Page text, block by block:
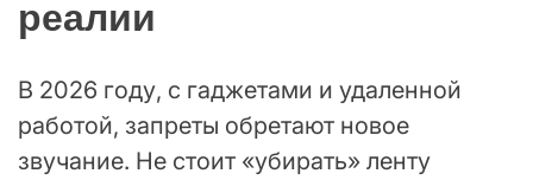
реалии
В 2026 году, с гаджетами и удаленной
работой, запреты обретают новое
звучание. Не стоит «убирать» ленту